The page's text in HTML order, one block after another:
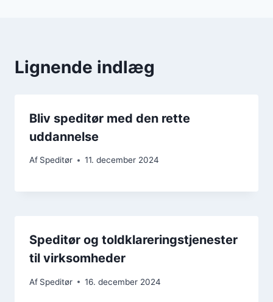
Lignende indlæg
Bliv speditør med den rette
uddannelse
Af Speditør 11. december 2024
Speditør og toldklareringstjenester
til virksomheder
Af Speditør 16. december 2024